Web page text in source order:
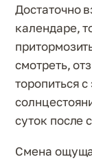
Достаточно
календаре,
смотреть,
торопиться
суток после
Смена